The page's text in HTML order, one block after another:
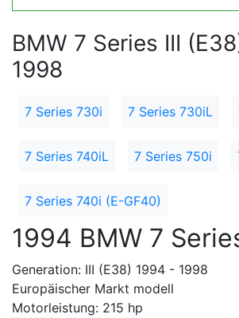
BMW 7 Series III
1998
7 Series 730i 7 Series 730iL
7 Series 740iL 7 Series 750i
7 Series 740i (E-GF40)
1994 BMW 7
Generation: III (E38) 1994 - 1998
Europäischer Markt modell
Motorleistung: 215 hp